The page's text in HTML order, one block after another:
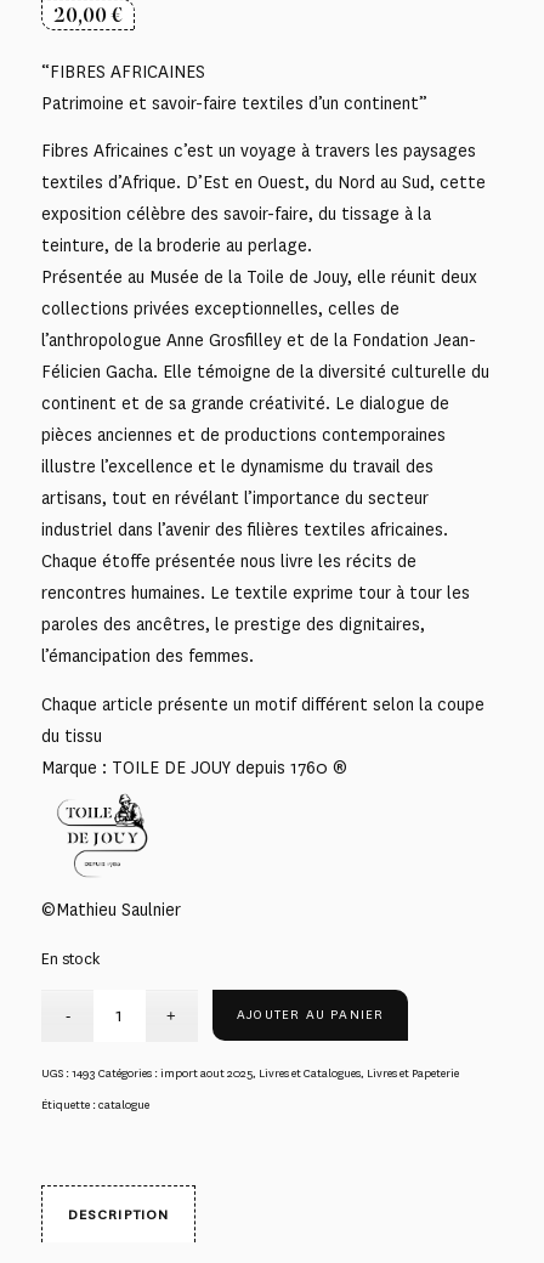
20,00€
“FIBRES AFRICAINES
Patrimoine et savoir-faire textiles d’un continent”
Fibres Africaines c’est un voyage à travers les paysages
textiles d’Afrique. D’Est en Ouest, du Nord au Sud, cette
exposition célèbre des savoir-faire, du tissage à la
teinture, de la broderie au perlage.
Présentée au Musée de la Toile de Jouy, elle réunit deux
collections privées exceptionnelles, celles de
l’anthropologue Anne Grosfilley et de la Fondation Jean-
Félicien Gacha. Elle témoigne de la diversité culturelle du
continent et de sa grande créativité. Le dialogue de
pièces anciennes et de productions contemporaines
illustre l’excellence et le dynamisme du travail des
artisans, tout en révélant l’importance du secteur
industriel dans l’avenir des filières textiles africaines.
Chaque étoffe présentée nous livre les récits de
rencontres humaines. Le textile exprime tour à tour les
paroles des ancêtres, le prestige des dignitaires,
l’émancipation des femmes.
Chaque article présente un motif différent selon la coupe
du tissu
Marque : TOILE DE JOUY depuis 1760 ®
©Mathieu Saulnier
En stock
AJOUTER AU PANIER
UGS :1493 Catégories :import aout 2025, Livres et Catalogues, Livres et Papeterie
Étiquette :catalogue
DESCRIPTION